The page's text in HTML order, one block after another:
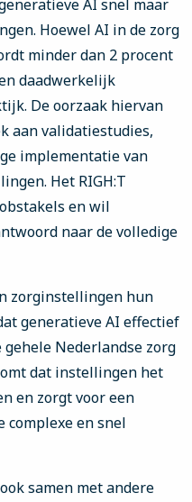
AI snel maar
Hoewel AI in de zorg
minder dan 2 procent
daadwerkelijk
De oorzaak hiervan
aan validatiestudies,
implementatie van
Het RIGH:T
en wil
naar de volledige
zorginstellingen hun
generatieve AI effectief
Nederlandse zorg
dat instellingen het
en zorgt voor een
complexe en snel
samen met andere